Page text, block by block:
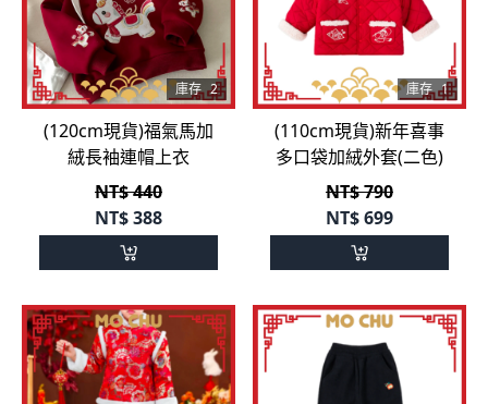
庫存 2
(120cm現貨)福氣馬加
絨長袖連帽上衣
NT$ 440
NT$388
庫存 1
(110cm現貨)新年喜事
多口袋加絨外套(二色)
NT$ 790
NT$699